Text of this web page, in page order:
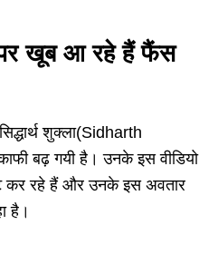
पर खूब आ रहे हैं फैंस
शुक्ला(Sidharth
बढ़ गयी है। उनके इस वीडियो
रहे हैं और उनके इस अवतार
है।